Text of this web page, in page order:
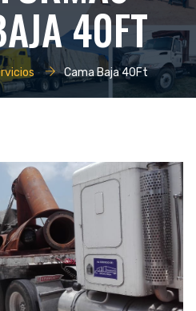
40FT
Cama Baja 40Ft